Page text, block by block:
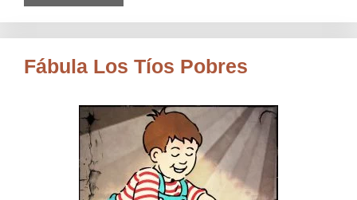
Fábula Los Tíos Pobres